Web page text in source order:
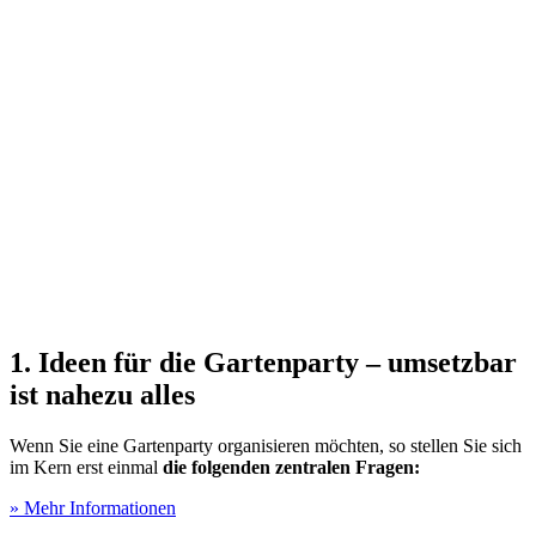
1. Ideen für die Gartenparty – umsetzbar
ist nahezu alles
Wenn Sie eine Gartenparty organisieren möchten, so stellen Sie sich
im Kern erst einmal die folgenden zentralen Fragen:
» Mehr Informationen